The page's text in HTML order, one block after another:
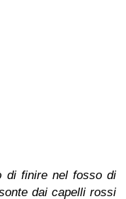
di finire nel fosso di
dai capelli rossi